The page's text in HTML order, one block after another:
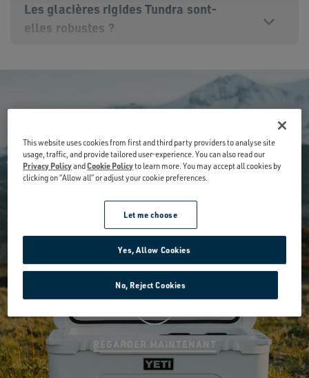
Les glacières rigides Tundra sont-
elles robustes ?
Que signifie « à l'épreuve des ours » ?
Comment conserver la glace plus
longtemps dans ma glacière ?
Puis-je utiliser de la glace carbonique
chaleur des produits chauds ?
TUNDRA® GLACIÈRES
REGARDER MAINTENANT
This website uses cookies from first and third party providers to analyse site
usage, traffic, and provide tailored user-experience. You can also read our
Privacy PolicyandCookie Policyto learn more. You may accept all cookies by
clicking on “Allow all” or adjust your cookie preferences.
Let me choose
No, Reject Cookies
Yes, Allow Cookies